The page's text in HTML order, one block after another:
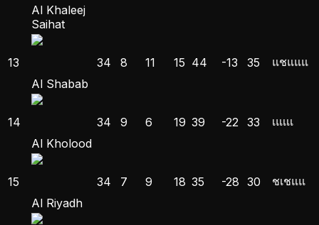
Al Khaleej
Saihat
13
Al Shabab
34 8 11 15 44 -13 35 แชแแแ
14
Al Kholood
34 9 6 19 39 -22 33 เแเเเ
15
Al Riyadh
34 7 9 18 35 -28 30 ชเชแแ